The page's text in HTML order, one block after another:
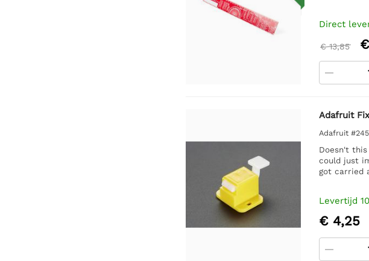
Direct
€ 13,85
Adafruit
Adafruit
Doesn't
could just
got carried
Levertijd
€ 4,25